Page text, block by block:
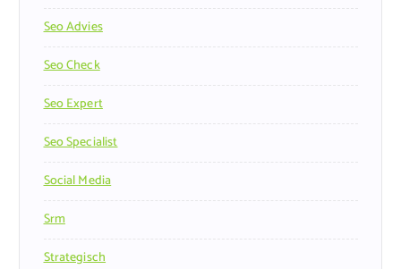
Seo Advies
Seo Check
Seo Expert
Seo Specialist
Social Media
Srm
Strategisch